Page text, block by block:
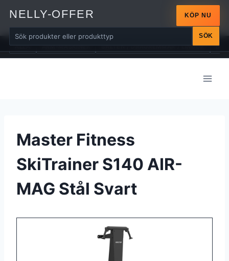
NELLY-OFFER
SÖK
KÖP NU
ALLA ARM-MASKINER BÄLTEN / DRAGREMMAR / LINDOR
Master Fitness
SkiTrainer S140 AIR-
MAG Stål Svart